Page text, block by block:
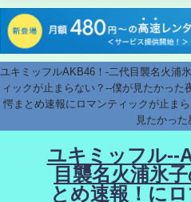
ユキミッフルAKB46！-二代目襲名火浦
ィックが止まらない？--僕が見たかっ
愕まとめ速報にロマンティックが止ま
見たかった
ユキミッフル--
目襲名火浦氷
とめ速報！に